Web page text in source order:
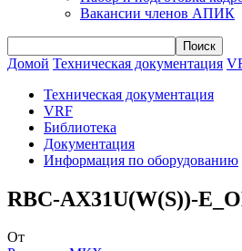
Вакансии членов АПИК
Домой Техническая документация
Техническая документация
VRF
Библиотека
Документация
Информация по оборудованию
RBC-AX31U(W(S))-
От